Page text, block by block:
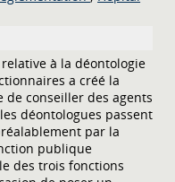
à la déontologie
a créé la
de conseiller des agents
déontologues passent
par la
publique
des trois fonctions